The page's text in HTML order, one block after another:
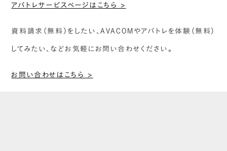
アバトレサービスページはこちら >
資料請求（無料）をしたい、AVACOMやアバトレを体験（無料）
してみたい、などお気軽にお問い合わせください。
お問い合わせはこちら >